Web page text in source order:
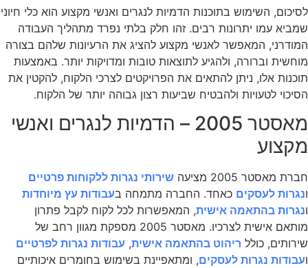
לסיכום, השימוש בתוכנות הדמיות לנגרים ואנשי מקצוע הוא כלי חיוני
שמביא עמו יתרונות רבים. זהו חלק בלתי נפרד מתהליך העבודה
המודרני, המאפשר לאנשי מקצוע להציג את הרעיונות שלהם בצורה
מוחשית וברורה, ולהגיע לתוצאות טובות ומדויקות יותר. באמצעות
תוכנות אלו, ניתן להתאים את הפרויקטים לצרכי הלקוח, להקטין את
הסיכוי לטעויות ולהבטיח שביעות רצון גבוהה יותר של הלקוח.
מאסטר 2005 – הדמיות לנגרים ואנשי
מקצוע
חברת מאסטר 2005 מציעה
שירותי נגרות ללקוחות פרטיים
ונגרות לעסקים כאחד. החברה מתמחה בעבודות עץ מיוחדות
ונגרות בהתאמה אישית, המאפשרות לכל לקוח לקבל פתרון
מותאם אישית לצרכיו. מאסטר 2005 מספקת מגוון רחב של
שירותים, כולל ריהוט בהתאמה אישית, עבודות נגרות לפרטיים
ועבודות נגרות לעסקים, ומתאפיינת בשימוש בחומרים איכותיים